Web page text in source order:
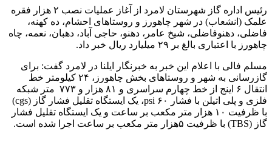
رئیس اداره گاز شهرستان لامرد از آغاز عملیات نصب ۲ هزار فقره
علمک (انشعاب) در شهر چاهورز و روستاهای احشام، ده کهنه،
فاضلی، دهنوفاضلی، شیخ عامر، دهنو، حاجی آباد، دهبان، نعمه، چاه
چاهورز با اعتباری بالغ‌ بر ٢٩ میلیارد ریال خبر داد.
مسلم فالی با اعلام این خبر به خبرنگار ایلنا در لامرد گفت: برای
گازرسانی به شهر و روستاهای بخش چاهورز، ٢۴ کیلومتر خط
انتقال ۶ اینج از خط چهارم سراسری و ٨١ هزار و ٧٧٣ متر شبکه
فلزی و پلی اتیلن با فشار psi ۶٠، یک ایستگاه تقلیل فشار گاز (cgs)
با ظرفیت ۱۰ هزار متر مکعب بر ساعت و یک ایستگاه تقلیل فشار
گاز (TBS) با ظرفیت ۵هزار متر مکعب بر ساعت اجرا شده است.